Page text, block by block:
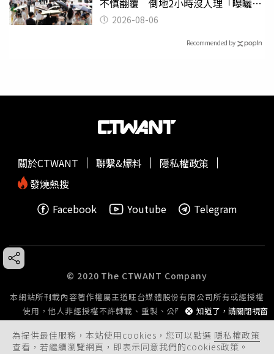
不慎翻覆 倒地2小時沒人理「曝曬
亡」2026-08-06
Recommended by
為提供最佳服務，本站使用cookies，您可以點選 隱私權政策
查看，若繼續瀏覽網頁，即表示同意我們的cookies政策。
知道了，請關閉視窗
關於CTWANT 聯繫&爆料
隱私權政策
發燒熱搜
Facebook
Youtube Telegram
© 2020 The CTWANT Company
本網站所刊載內容著作權屬王道旺台媒體股份有限公司所有或經授權
使用，他人非經授權不許轉載、重製、公開播送或公開傳輸。